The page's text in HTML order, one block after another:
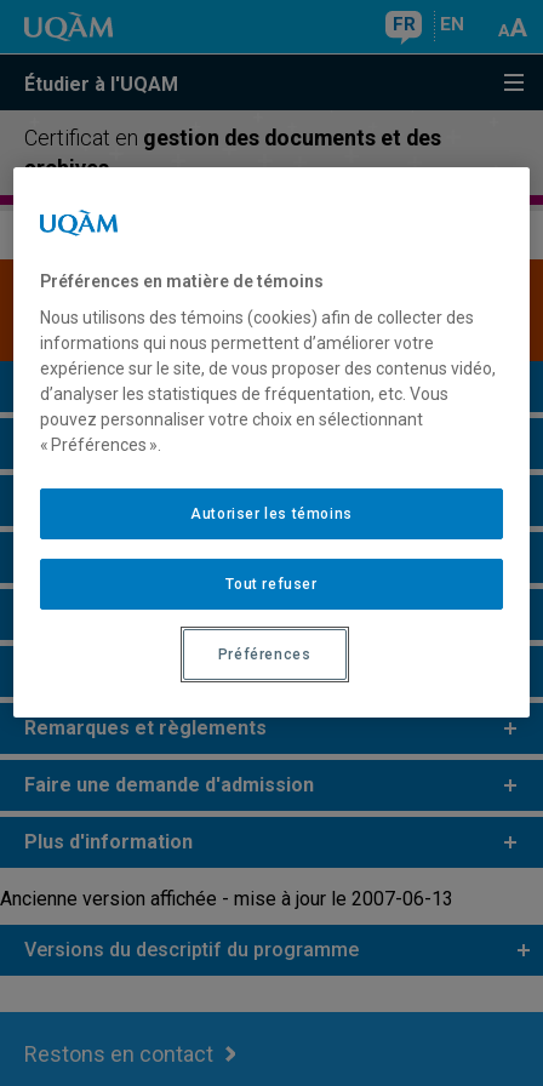
FR EN
Étudier à l'UQAM
Certificat en gestion des documents et des
archives
disponible.Cliquez ici pour la consulter.
Présentation du programme
Conditions d'admission
Grille de cheminement
Particularités
Remarques et règlements
Faire une demande d'admission
Plus d'information
Ancienne version affichée - mise à jour le 2007-06-13
Versions du descriptif du programme
Restons en contact
Préférences en matière de témoins
Nous utilisons des témoins (cookies) afin de collecter des
informations qui nous permettent d’améliorer votre
expérience sur le site, de vous proposer des contenus vidéo,
d’analyser les statistiques de fréquentation, etc. Vous
pouvez personnaliser votre choix en sélectionnant
« Préférences ».
Tout refuser
Autoriser les témoins
Préférences